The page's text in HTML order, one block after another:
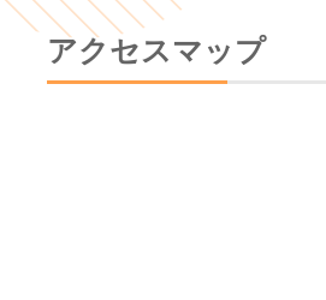
アクセスマップ